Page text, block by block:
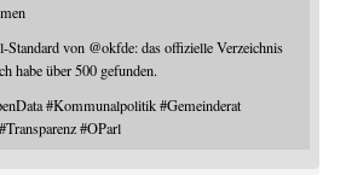
Standard von @okfde: das offizielle Verzeichnis
habe über 500 gefunden.
#Kommunalpolitik #Gemeinderat
#Transparenz #OParl